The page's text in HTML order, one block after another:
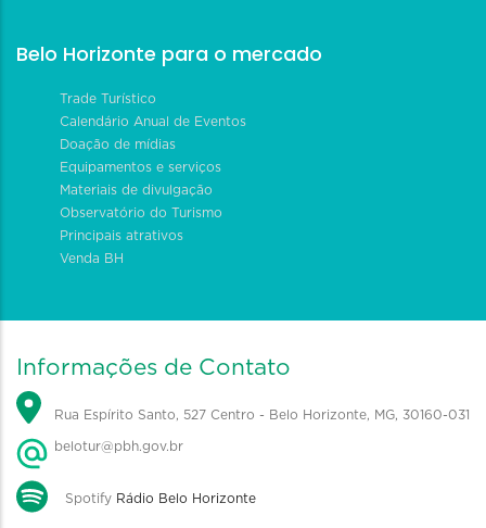
Belo Horizonte para o mercado
Trade Turístico
Calendário Anual de Eventos
Doação de mídias
Equipamentos e serviços
Materiais de divulgação
Observatório do Turismo
Principais atrativos
Venda BH
Informações de Contato
Rua Espírito Santo, 527 Centro - Belo Horizonte, MG, 30160-031
belotur@pbh.gov.br
Spotify Rádio Belo Horizonte